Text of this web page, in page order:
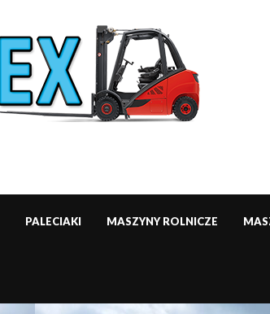
PALECIAKI MASZYNY ROLNICZE